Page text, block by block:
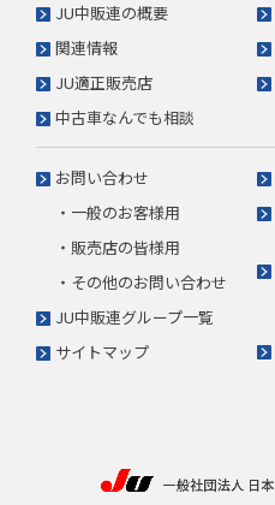
JU中販連の概要
関連情報
JU適正販売店
中古車なんでも相談
お問い合わせ
・一般のお客様用
・販売店の皆様用
・その他のお問い合わせ
JU中販連グループ一覧
サイトマップ